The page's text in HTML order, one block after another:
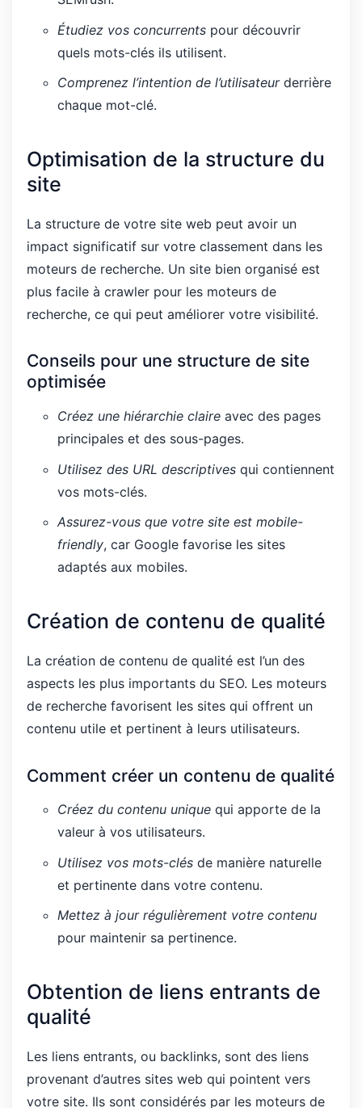
Étudiez vos concurrents pour découvrir
quels mots-clés ils utilisent.
Comprenez l’intention de l’utilisateurderrière
chaque mot-clé.
Optimisation de la structure du
site
La structure de votre site web peut avoir un
impact significatif sur votre classement dans les
moteurs de recherche. Un site bien organisé est
plus facile à crawler pour les moteurs de
recherche, ce qui peut améliorer votre visibilité.
Conseils pour une structure de site
optimisée
Créez une hiérarchie claire avec des pages
principales et des sous-pages.
Utilisez des URL descriptives qui contiennent
vos mots-clés.
Assurez-vous que votre site est mobile-
friendly, car Google favorise les sites
adaptés aux mobiles.
Création de contenu de qualité
La création de contenu de qualité est l’un des
aspects les plus importants du SEO. Les moteurs
de recherche favorisent les sites qui offrent un
contenu utile et pertinent à leurs utilisateurs.
Comment créer un contenu de qualité
Créez du contenu unique qui apporte de la
valeur à vos utilisateurs.
Utilisez vos mots-clés de manière naturelle
et pertinente dans votre contenu.
Mettez à jour régulièrement votre contenu
pour maintenir sa pertinence.
Obtention de liens entrants de
qualité
Les liens entrants, ou backlinks, sont des liens
provenant d’autres sites web qui pointent vers
votre site. Ils sont considérés par les moteurs de